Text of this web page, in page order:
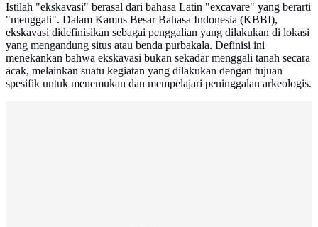
Istilah "ekskavasi" berasal dari bahasa Latin "excavare" yang berarti
"menggali". Dalam Kamus Besar Bahasa Indonesia (KBBI),
ekskavasi didefinisikan sebagai penggalian yang dilakukan di lokasi
yang mengandung situs atau benda purbakala. Definisi ini
menekankan bahwa ekskavasi bukan sekadar menggali tanah secara
acak, melainkan suatu kegiatan yang dilakukan dengan tujuan
spesifik untuk menemukan dan mempelajari peninggalan arkeologis.